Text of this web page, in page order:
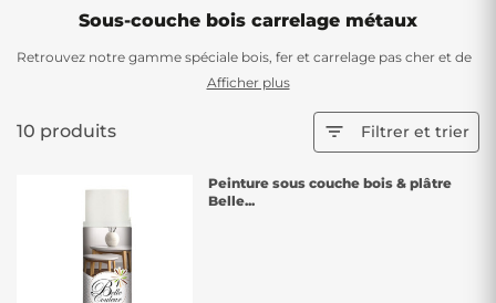
Sous-couche bois carrelage métaux
Retrouvez notre gamme spéciale bois, fer et carrelage pas cher et de
qualité chez Décor Discount. Ces peintures spécifiques sont à
à prix imbattables !
Afficher plus
10 produits  Filtrer et trier
Peinture sous couche bois & plâtre
Belle...